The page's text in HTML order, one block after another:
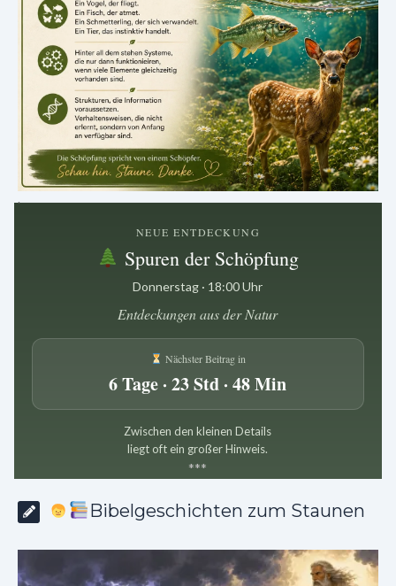
.
NEUE ENTDECKUNG
Spuren der Schöpfung
Donnerstag · 18:00 Uhr
Entdeckungen aus der Natur
Nächster Beitrag in
6 Tage · 23 Std · 48 Min
Zwischen den kleinen Details
liegt oft ein großer Hinweis.
***
Bibelgeschichten zum Staunen